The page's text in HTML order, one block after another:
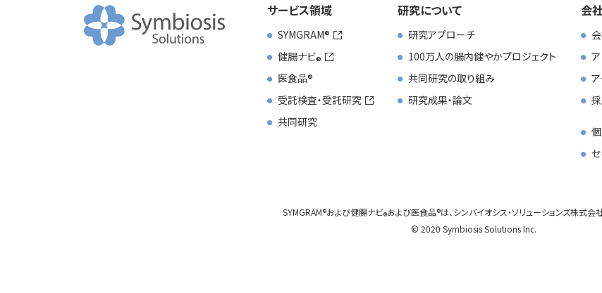
サービス領域
SYMGRAM
健腸ナビ
医食品
受託検査・受託研究
共同研究
研究について
研究アプローチ
100万人の腸内健やかプロジェクト
共同研究の取り組み
研究成果・論文
会
SYMGRAM および健腸ナビ および医食品 は、 シンバイオシス・ソリューションズ株式会
© 2020 Symbiosis Solutions Inc.